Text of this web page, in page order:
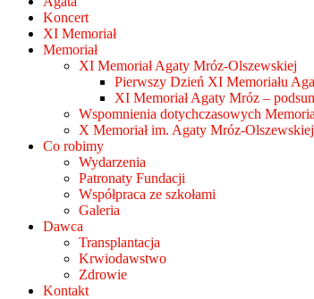
Koncert
XI Memoriał
Memoriał
XI Memoriał Agaty Mróz-Olszewskiej
Pierwszy Dzień XI Memoriału
XI Memoriał Agaty Mróz –
Wspomnienia dotychczasowych
X Memoriał im. Agaty Mróz-Olszewskiej
Co robimy
Wydarzenia
Patronaty Fundacji
Współpraca ze szkołami
Galeria
Dawca
Transplantacja
Krwiodawstwo
Zdrowie
Kontakt